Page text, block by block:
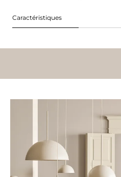
Caractéristiques